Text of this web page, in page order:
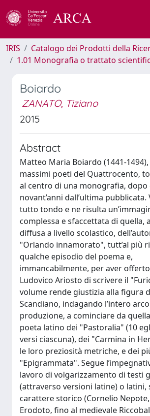
IRIS Catalogo dei Prodotti della
1.01 Monografia o trattato
Boiardo
ZANATO, Tiziano
2015
Abstract
Matteo Maria Boiardo (1441-
massimi poeti del Quattrocento,
al centro di una monografia, dopo
novant’anni dall’ultima
tutto tondo e ne risulta
complessa e sfaccettata di quella,
diffusa a livello scolastico,
"Orlando innamorato", tutt’al più
qualche episodio del poema e,
immancabilmente, per aver offerto
Ludovico Ariosto di scrivere il
volume rende giustizia alla figura
Scandiano, indagando l’intero
produzione, a cominciare da
poeta latino dei "Pastoralia" (10
versi ciascuna), dei "Carmina in
le loro preziosità metriche, e dei
"Epigrammata". Segue
lavoro di volgarizzamento di testi
(attraverso versioni latine) o latini,
carattere storico (Cornelio
Erodoto, fino al medievale